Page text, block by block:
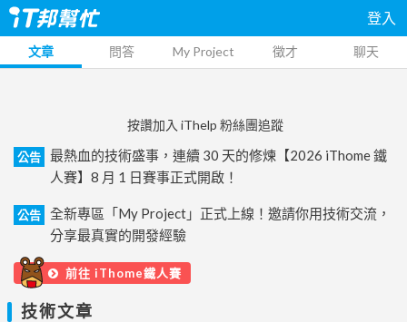
登入
文章 問答 My Project 徵才 聊天
按讚加入 iThelp 粉絲團追蹤
公告
最熱血的技術盛事，連續 30 天的修煉【2026 iThome 鐵
人賽】8 月 1 日賽事正式開啟！
公告
全新專區「My Project」正式上線！邀請你用技術交流，
分享最真實的開發經驗
前往 iThome鐵人賽
技術文章